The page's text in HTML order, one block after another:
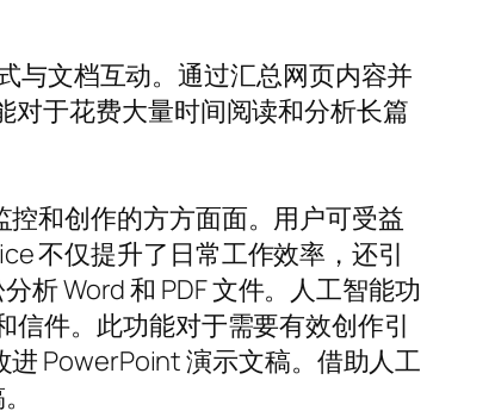
与文档互动。通过汇总网页内容并
对于花费大量时间阅读和分析长篇
和创作的方方面面。用户可受益
不仅提升了日常工作效率，还引
析 Word 和 PDF 文件。人工智能功
信件。此功能对于需要有效创作引
PowerPoint 演示文稿。借助人工